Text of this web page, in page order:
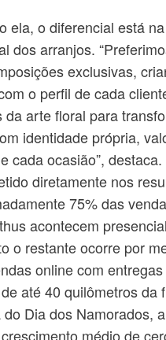
ela, o diferencial está
dos arranjos.
exclusivas,
o perfil de cada
da arte floral para
identidade própria,
cada ocasião”,
diretamente nos
75% das
acontecem
o restante ocorre por
online com
até 40 quilômetros da
Dia dos Namorados,
médio de